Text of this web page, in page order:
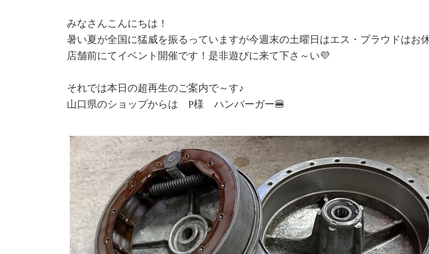
みなさんこんにちは！
暑い夏が全国に猛威を振るっていますが今週末の土曜日はエス・プラウドはお
店舗前にてイベント開催です！是非遊びに来て下さ～い💜
それでは本日の超再生のご案内で～す♪
山口県のショップからは P様 ハンバーガー🍔